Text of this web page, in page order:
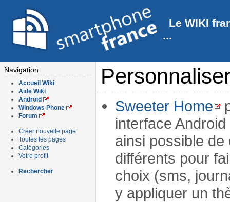
Le WIKI
...
Navigation
Accueil Wiki
Aide Wiki
Android
Windows Phone
Forum
Créer nouvelle page
Toutes les pages
Catégories
Votre profil
Rechercher
Sweeter Home
interface
ainsi possible de
différents pour
choix (sms,
y appliquer un